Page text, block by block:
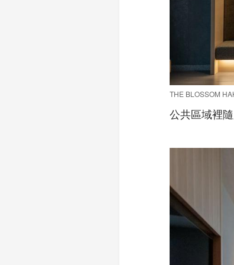
THE BLOSSOM
公共區域裡